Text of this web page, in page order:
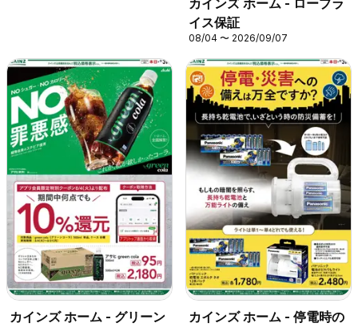
カインズ ホーム - ロープラ
イス保証
08/04 〜 2026/09/07
カインズ ホーム - グリーン
カインズ ホーム - 停電時の